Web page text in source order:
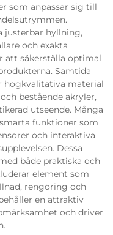
som anpassar sig till
justerbar hyllning,
och exakta
att säkerställa optimal
Samtida
högkvalitativa material
bestående akryler,
utseende. Många
funktioner som
och interaktiva
Dessa
både praktiska och
element som
rengöring och
en attraktiv
och driver